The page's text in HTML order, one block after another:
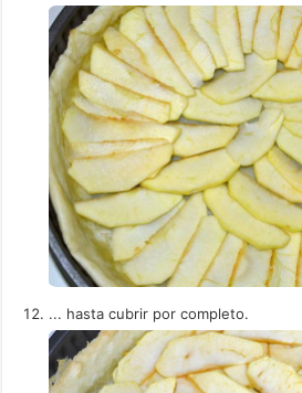
... hasta cubrir por completo.